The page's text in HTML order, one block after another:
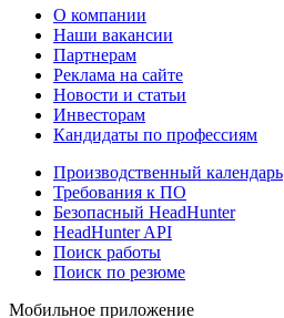
О компании
Наши вакансии
Партнерам
Реклама на сайте
Новости и статьи
Инвесторам
Кандидаты по профессиям
Производственный календарь
Требования к ПО
Безопасный HeadHunter
HeadHunter API
Поиск работы
Поиск по резюме
Мобильное приложение